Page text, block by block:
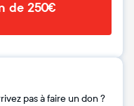
de 250€
pas à faire un don ?